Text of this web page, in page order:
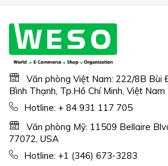
Văn phòng Việt Nam: 222/8B Bùi
Bình Thạnh, Tp.Hồ Chí Minh, Việt Nam
Hotline: + 84 931 117 705
Văn phòng Mỹ: 11509 Bellaire
77072, USA
Hotline: +1 (346) 673-3283